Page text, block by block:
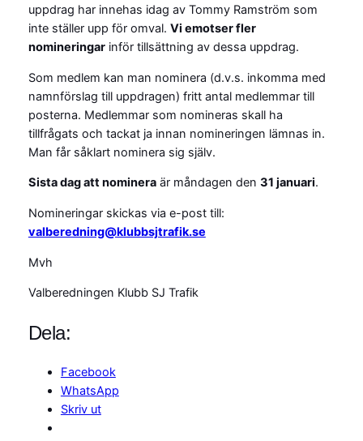
uppdrag har innehas idag av Tommy Ramström som
inte ställer upp för omval. Vi emotser fler
nomineringarinför tillsättning av dessa uppdrag.
Som medlem kan man nominera (d.v.s. inkomma med
namnförslag till uppdragen) fritt antal medlemmar till
posterna. Medlemmar som nomineras skall ha
tillfrågats och tackat ja innan nomineringen lämnas in.
Man får såklart nominera sig själv.
Sista dag att nomineraär måndagen den 31 januari.
Nomineringar skickas via e-post till:
valberedning@klubbsjtrafik.se
Mvh
Valberedningen Klubb SJ Trafik
Dela:
Facebook
WhatsApp
Skriv ut